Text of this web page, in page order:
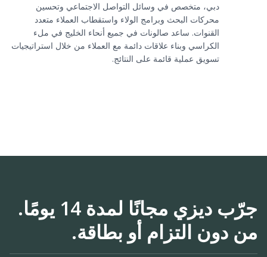
دبي، متخصص في وسائل التواصل الاجتماعي وتحسين
محركات البحث وبرامج الولاء واستقطاب العملاء متعدد
القنوات. ساعد صالونات في جميع أنحاء الخليج في ملء
الكراسي وبناء علاقات دائمة مع العملاء من خلال استراتيجيات
تسويق عملية قائمة على النتائج.
جرّب ديزي مجانًا لمدة 14 يومًا.
من دون التزام أو بطاقة.